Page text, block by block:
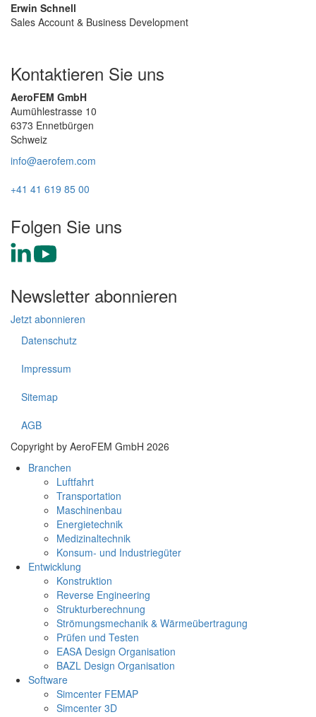
Erwin Schnell
Sales Account & Business Development
Kontaktieren Sie uns
AeroFEM GmbH
Aumühlestrasse 10
6373 Ennetbürgen
Schweiz
info@aerofem.com
+41 41 619 85 00
Folgen Sie uns
Newsletter abonnieren
Jetzt abonnieren
Datenschutz
Impressum
Sitemap
AGB
Copyright by AeroFEM GmbH 2026
Branchen
Luftfahrt
Transportation
Maschinenbau
Energietechnik
Medizinaltechnik
Konsum- und Industriegüter
Entwicklung
Konstruktion
Reverse Engineering
Strukturberechnung
Strömungsmechanik & Wärmeübertragung
Prüfen und Testen
EASA Design Organisation
BAZL Design Organisation
Software
Simcenter FEMAP
Simcenter 3D